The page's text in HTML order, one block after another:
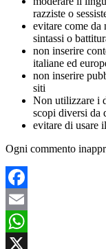
razziste o
evitare come da
sintassi o
non inserire
italiane ed
non inserire
siti
Non utilizzare i
scopi diversi da
evitare di usare
Ogni commento
Facebook
Email
WhatsApp